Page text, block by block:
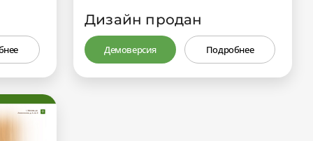
Дизайн продан
Демоверсия Подробнее